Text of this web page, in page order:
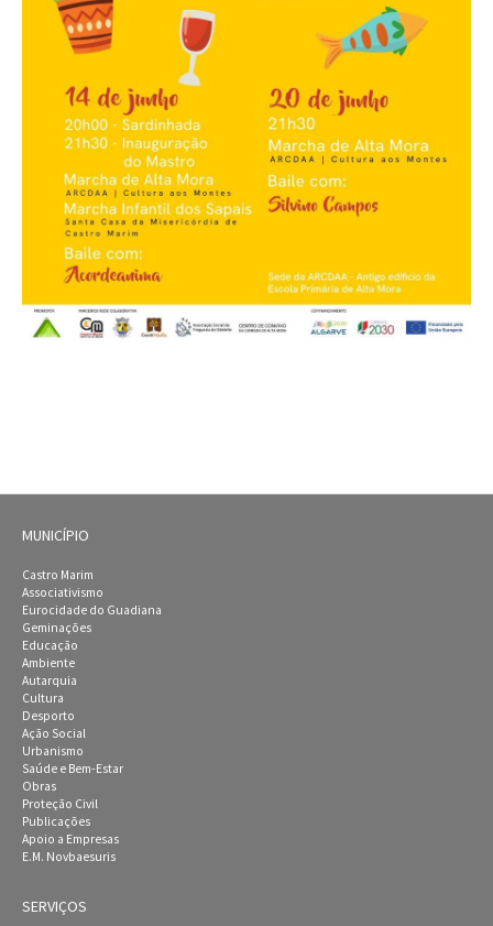
MUNICÍPIO
Castro Marim
Associativismo
Eurocidade do Guadiana
Geminações
Educação
Ambiente
Autarquia
Cultura
Desporto
Ação Social
Urbanismo
Saúde e Bem-Estar
Obras
Proteção Civil
Publicações
Apoio a Empresas
E.M. Novbaesuris
SERVIÇOS